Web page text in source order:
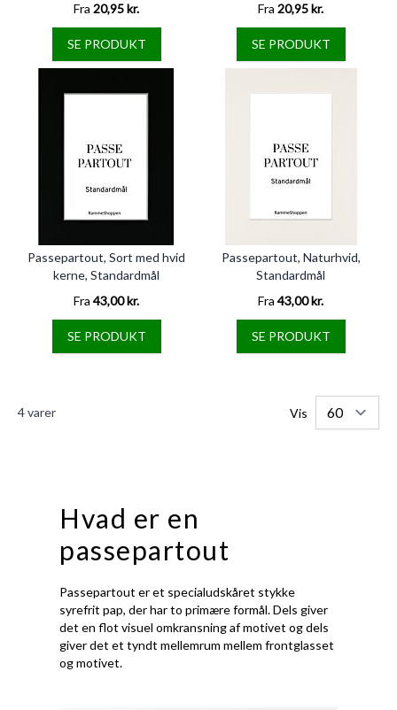
Fra 20,95 kr.
SE PRODUKT
Fra 20,95 kr.
SE PRODUKT
Passepartout, Sort med hvid
kerne, Standardmål
Fra 43,00 kr.
SE PRODUKT
Passepartout, Naturhvid,
Standardmål
Fra 43,00 kr.
SE PRODUKT
4varer Vis
Hvad er en
passepartout
Passepartout er et specialudskåret stykke
syrefrit pap, der har to primære formål. Dels giver
det en flot visuel omkransning af motivet og dels
giver det et tyndt mellemrum mellem frontglasset
og motivet.